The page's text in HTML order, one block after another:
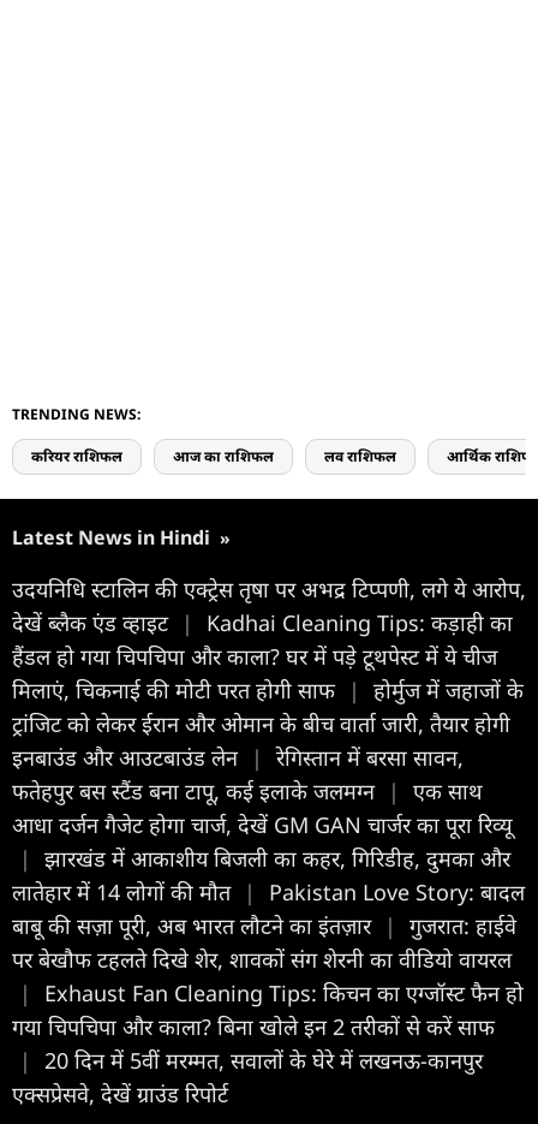
TRENDING NEWS:
करियर राशिफल आज का राशिफल लव राशिफल आर्थिक
Latest News in Hindi »
उदयनिधि स्टालिन की एक्ट्रेस तृषा पर अभद्र टिप्पणी, लगे ये आरोप,
देखें ब्लैक एंड व्हाइट |
Kadhai Cleaning Tips: कड़ाही का
हैंडल हो गया चिपचिपा और काला? घर में पड़े टूथपेस्ट में ये चीज
मिलाएं, चिकनाई की मोटी परत होगी साफ |
होर्मुज में जहाजों के
ट्रांजिट को लेकर ईरान और ओमान के बीच वार्ता जारी, तैयार होगी
इनबाउंड और आउटबाउंड लेन |
रेगिस्तान में बरसा सावन,
फतेहपुर बस स्टैंड बना टापू, कई इलाके जलमग्न |
एक साथ
आधा दर्जन गैजेट होगा चार्ज, देखें GM GAN चार्जर का पूरा रिव्यू
|
झारखंड में आकाशीय बिजली का कहर, गिरिडीह, दुमका और
लातेहार में 14 लोगों की मौत |
Pakistan Love Story: बादल
बाबू की सज़ा पूरी, अब भारत लौटने का इंतज़ार |
गुजरात: हाईवे
पर बेखौफ टहलते दिखे शेर, शावकों संग शेरनी का वीडियो वायरल
|
Exhaust Fan Cleaning Tips: किचन का एग्जॉस्ट फैन हो
गया चिपचिपा और काला? बिना खोले इन 2 तरीकों से करें साफ
|
20 दिन में 5वीं मरम्मत, सवालों के घेरे में लखनऊ-कानपुर
एक्सप्रेसवे, देखें ग्राउंड रिपोर्ट